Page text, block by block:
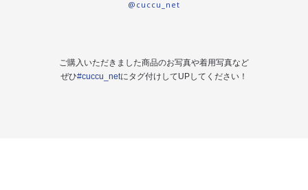
@cuccu_net
ご購入いただきました商品のお写真や着用写真など
ぜひ#cuccu_netにタグ付けしてUPしてください！